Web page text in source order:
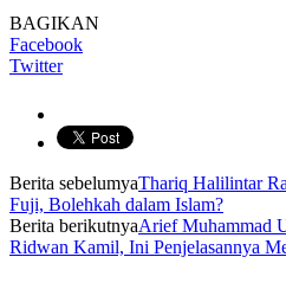
BAGIKAN
Facebook
Twitter
Berita sebelumyaThariq Halilintar
Fuji, Bolehkah dalam Islam?
Berita berikutnyaArief Muhammad
Ridwan Kamil, Ini Penjelasannya